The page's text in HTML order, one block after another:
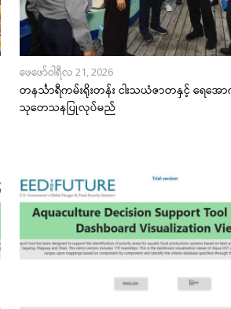
ဖေဖော်ဝါရီလ 21, 2026
တနင်္သာရီကမ်းရိုးတန်း ငါးသယံဇာတနှင့် ရေအေ
သုတေသနပြုလုပ်မည်